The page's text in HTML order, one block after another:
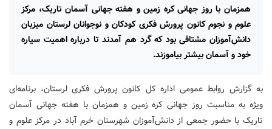
همزمان با روز جهانی کره زمین و هفته جهانی آسمان تاریک، مرکز
علوم و نجوم کانون پرورش فکری کودکان و نوجوانان لرستان میزبان
دانش‌آموزان مشتاقی بود که گرد هم آمدند تا درباره اهمیت سیاره
خود و آسمان بیشتر بیاموزند.
به گزارش روابط عمومی اداره کل کانون پرورش فکری لرستان، برنامه‌ای
ویژه به مناسبت روز جهانی کره زمین و همزمان با هفته جهانی آسمان
تاریک با حضور جمعی از دانش‌آموزان شهرستان خرم آباد در مرکز علوم و